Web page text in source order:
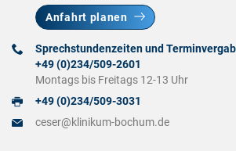
Anfahrt planen
Sprechstundenzeiten und
+49 (0)234/509-2601
Montags bis Freitags 12-13 Uhr
+49 (0)234/509-3031
ceser@klinikum-bochum.de